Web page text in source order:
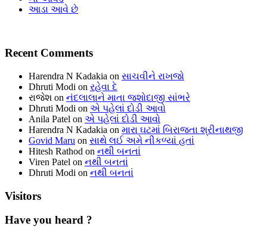
આડા આવે છે
Recent Comments
Harendra N Kadakia on સાચવીને રાખજો
Dhruti Modi on રહેવા દે
રાજેશ on નંદલાલાને માતા જશોદાજી સાંભરે
Dhruti Modi on એ પહેલાં દોડી આવો
Anila Patel on એ પહેલાં દોડી આવો
Harendra N Kadakia on મારા ઘટમાં બિરાજતા શ્રીનાથજી
Govid Maru on સાથે લઈ અમે નીકળ્યાં હતાં
Hitesh Rathod on નથી બનતાં
Viren Patel on નથી બનતાં
Dhruti Modi on નથી બનતાં
Visitors
Have you heard ?